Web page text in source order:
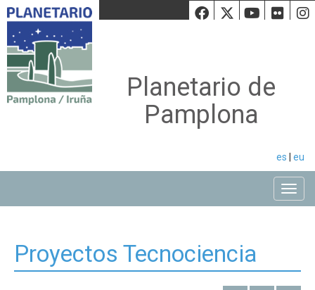
Facebook
Twiiter
Planetario de
Pamplona
es eu
Proyectos Tecnociencia